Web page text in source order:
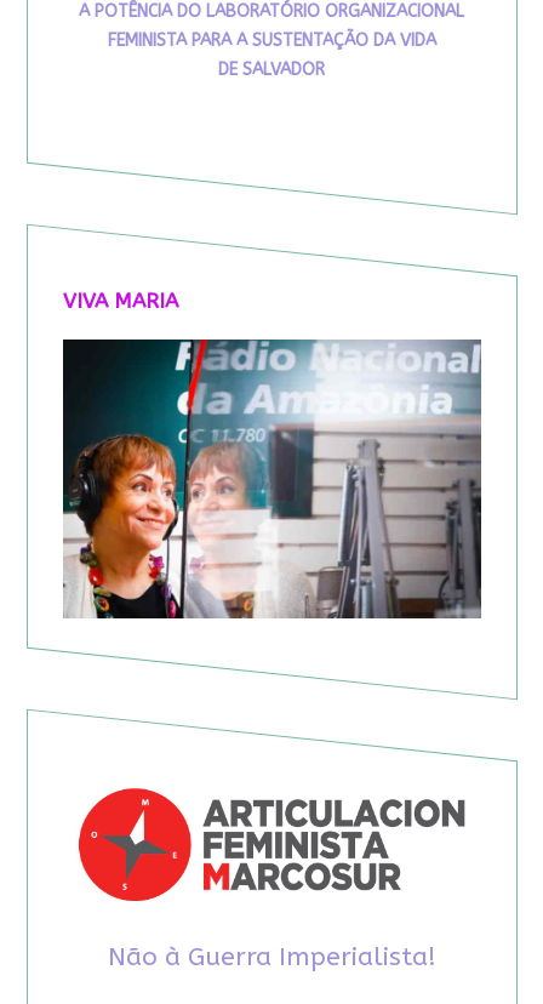
A POTÊNCIA DO LABORATÓRIO ORGANIZACIONAL
FEMINISTA PARA A SUSTENTAÇÃO DA VIDA
DE SALVADOR
VIVA MARIA
Não à Guerra Imperialista!